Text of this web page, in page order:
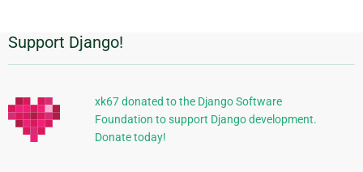
附
加
信
息
Support Django!
xk67 donated to the Django Software
Foundation to support Django development.
Donate today!